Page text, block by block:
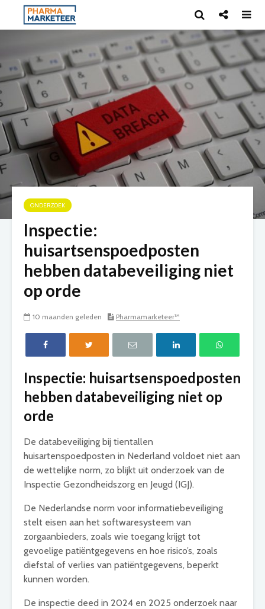
ONDERZOEK
Inspectie:
huisartsenspoedposten
hebben databeveiliging niet
op orde
10 maanden geleden Pharmamarketeer™
Inspectie: huisartsenspoedposten
hebben databeveiliging niet op
orde
De databeveiliging bij tientallen
huisartenspoedposten in Nederland voldoet niet aan
de wettelijke norm, zo blijkt uit onderzoek van de
Inspectie Gezondheidszorg en Jeugd (IGJ).
De Nederlandse norm voor informatiebeveiliging
stelt eisen aan het softwaresysteem van
zorgaanbieders, zoals wie toegang krijgt tot
gevoelige patiëntgegevens en hoe risico’s, zoals
diefstal of verlies van patiëntgegevens, beperkt
kunnen worden.
De inspectie deed in 2024 en 2025 onderzoek naar